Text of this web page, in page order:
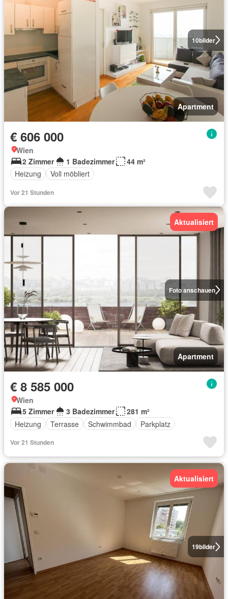
10bilder
Apartment
€ 606 000
Wien
2 Zimmer
1 Badezimmer
44 m²
Heizung
Voll möbliert
Vor 21 Stunden
Foto anschauen
Aktualisiert
Apartment
€ 8 585 000
Wien
5 Zimmer
3 Badezimmer
281 m²
Heizung
Terrasse Schwimmbad Parkplatz
Vor 21 Stunden
19bilder
Aktualisiert